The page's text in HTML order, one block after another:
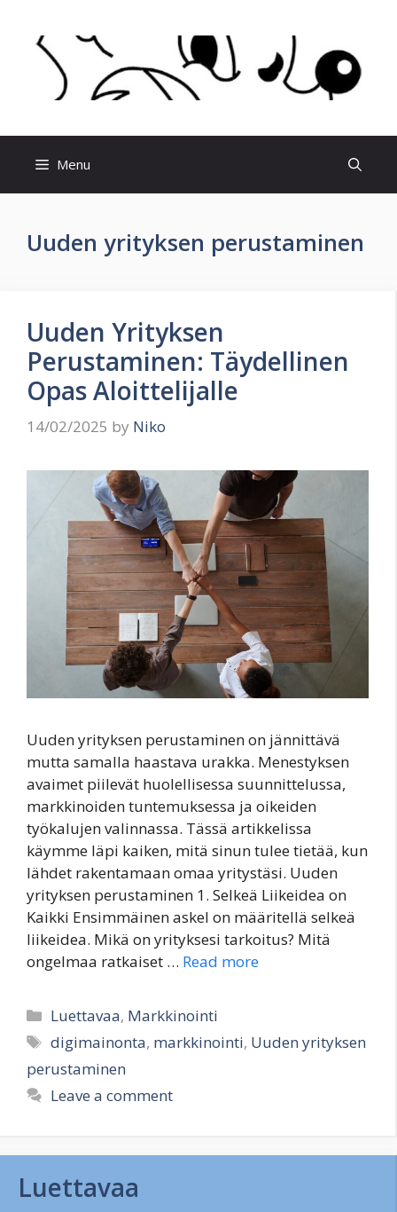
content
Menu
Uuden yrityksen perustaminen
Uuden Yrityksen
Perustaminen: Täydellinen
Opas Aloittelijalle
14/02/2025 by Niko
Uuden yrityksen perustaminen on jännittävä
mutta samalla haastava urakka. Menestyksen
avaimet piilevät huolellisessa suunnittelussa,
markkinoiden tuntemuksessa ja oikeiden
työkalujen valinnassa. Tässä artikkelissa
käymme läpi kaiken, mitä sinun tulee tietää, kun
lähdet rakentamaan omaa yritystäsi. Uuden
yrityksen perustaminen 1. Selkeä Liikeidea on
Kaikki Ensimmäinen askel on määritellä selkeä
liikeidea. Mikä on yrityksesi tarkoitus? Mitä
ongelmaa ratkaiset … Read more
Categories
Luettavaa, Markkinointi
Tags
digimainonta, markkinointi, Uuden yrityksen
perustaminen
Leave a comment
Luettavaa